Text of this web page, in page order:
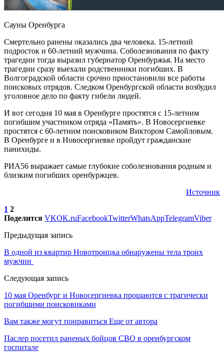
Сауны Оренбурга
Смертельно ранены оказались два человека. 15-летний
подросток и 60-летний мужчина. Соболезнования по факту
трагедии тогда выразил губернатор Оренбуржья. На место
трагедии сразу выехали родственники погибших. В
Волгоградской области срочно приостановили все работы
поисковых отрядов. Следком Оренбургской области возбудил
уголовное дело по факту гибели людей.
И вот сегодня 10 мая в Оренбурге простятся с 15-летним
погибшим участником отряда «Память». В Новосергиевке
простятся с 60-летним поисковиком Виктором Самойловым.
В Оренбурге и в Новосергиевке пройдут гражданские
панихиды.
РИА56 выражает самые глубокие соболезнования родным и
близким погибших оренбуржцев.
Источник
1 2
Поделится VKOK.ruFacebookTwitterWhatsAppTelegramViber
Предыдущая запись
В одной из квартир Новотроицка обнаружены тела троих
мужчин
Следующая запись
10 мая Оренбург и Новосергиевка прощаются с трагически
погибшими поисковиками
Вам также могут понравиться Еще от автора
Паслер посетил раненых бойцов СВО в оренбургском
госпитале